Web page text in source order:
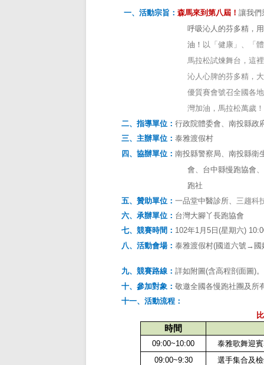
一、活動宗旨： 森馬來到第八屆！ 讓我們
呼吸沁人的芬多精，
油！ 以「健康」、「
馬拉松試煉舞台，這
沁人心脾的芬多精，
優質賽會號召全國各
灣加油，馬拉松萬歲！
二、指導單位： 行政院體委會、南投縣政
三、主辦單位： 泰雅渡假村
四、協辦單位： 南投縣警察局、南投縣衛
會、台中縣慢跑協會
跑社
五、贊助單位： 一品堂中醫診所、 三趨科
六、承辦單位： 台灣大腳丫長跑協會
七、競賽時間： 102年1月 5 日 (星期六)
八、活動會場： 泰雅渡假村(國道六號→國
九、競賽路線： 詳如附圖(含高程剖面圖)。
十、參加對象： 敬邀全國各慢跑社團及所
十一、活動流程：
時間
09:00~10:00
泰雅歌舞迎
09:00~9:30
選手集合及